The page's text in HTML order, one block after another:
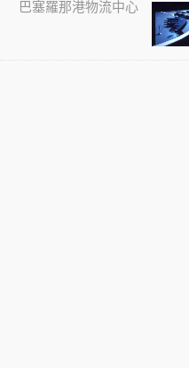
巴塞羅那港物流中心